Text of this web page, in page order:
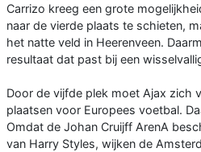
Carrizo kreeg een grote
naar de vierde plaats te schieten,
het natte veld in Heerenveen.
resultaat dat past bij een
Door de vijfde plek moet Ajax zich
plaatsen voor Europees voetbal.
Omdat de Johan Cruijff ArenA
van Harry Styles, wijken de